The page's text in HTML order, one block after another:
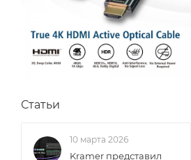
Статьи
10 марта 2026
Kramer представил